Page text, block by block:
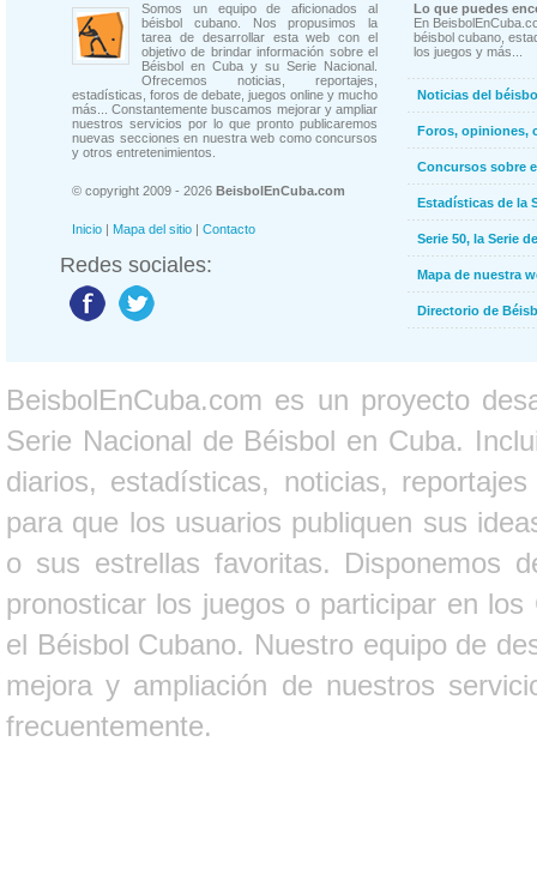
Somos un equipo de aficionados al
béisbol cubano. Nos propusimos la
tarea de desarrollar esta web con el
objetivo de brindar información sobre el
Béisbol en Cuba y su Serie Nacional.
Ofrecemos noticias, reportajes,
estadísticas, foros de debate, juegos online y mucho
más... Constantemente buscamos mejorar y ampliar
nuestros servicios por lo que pronto publicaremos
nuevas secciones en nuestra web como concursos
y otros entretenimientos.
© copyright 2009 - 2026 BeisbolEnCuba.com
Inicio | Mapa del sitio | Contacto
Redes sociales:
Lo que puedes
En
béisbol cubano,
los juegos y más...
Noticias del
Foros, opiniones,
Concursos sobre
Estadísticas de la
Serie 50, la Serie
Mapa de nuestra
Directorio de
BeisbolEnCuba.com es un proyecto
Serie Nacional de Béisbol en Cuba.
diarios, estadísticas, noticias,
para que los usuarios publiquen sus
o sus estrellas favoritas. Disponemos
pronosticar los juegos o participar en
el Béisbol Cubano. Nuestro equipo de
mejora y ampliación de nuestros
frecuentemente.